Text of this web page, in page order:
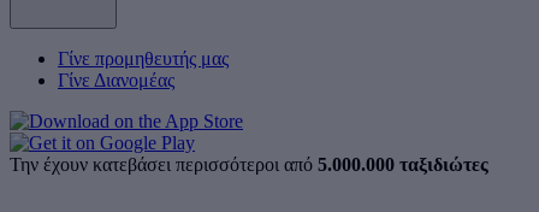
Γίνε προμηθευτής μας
Γίνε Διανομέας
Την έχουν κατεβάσει περισσότεροι από 5.000.000 ταξιδιώτες